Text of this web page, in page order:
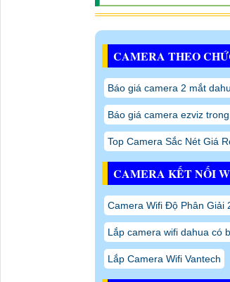
CAMERA THEO
Báo giá camera 2 mắt
Báo giá camera ezviz
Top Camera Sắc Nét Giá
CAMERA KẾT NỐI
Camera Wifi Độ Phân Giải
Lắp camera wifi dahua có
Lắp Camera Wifi Vantech